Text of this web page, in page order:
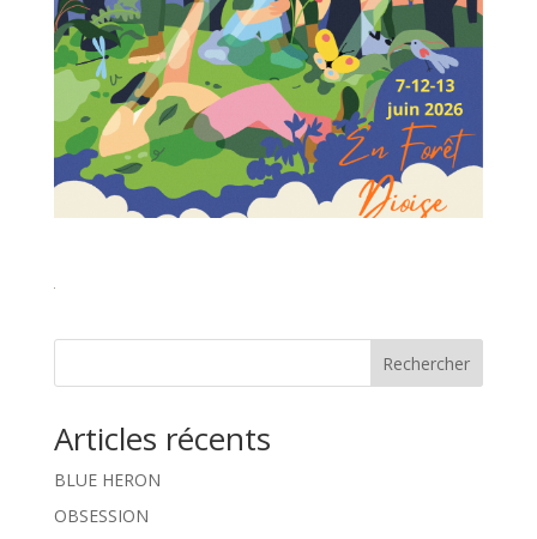
Rechercher
Articles récents
BLUE HERON
OBSESSION